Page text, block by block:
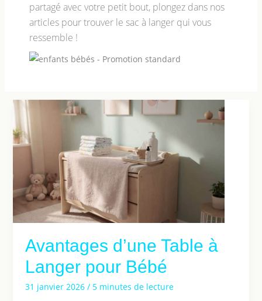
partagé avec votre petit bout, plongez dans nos
articles pour trouver le sac à langer qui vous
ressemble !
Avantages d’une Table à
Langer pour Bébé
31 janvier 2026 / 5 minutes de lecture